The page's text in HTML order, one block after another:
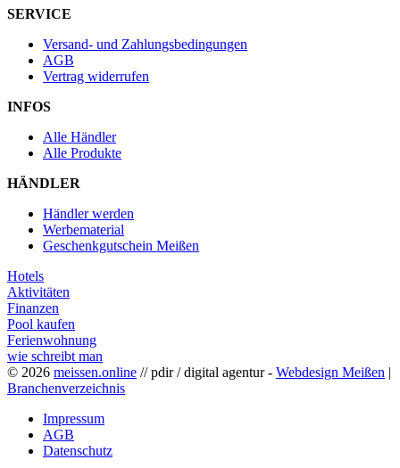
SERVICE
Versand- und Zahlungsbedingungen
AGB
Vertrag widerrufen
INFOS
Alle Händler
Alle Produkte
HÄNDLER
Händler werden
Werbematerial
Geschenkgutschein Meißen
Hotels
Aktivitäten
Finanzen
Pool kaufen
Ferienwohnung
wie schreibt man
© 2026 meissen.online // pdir / digital agentur - Webdesign Meißen |
Branchenverzeichnis
Impressum
AGB
Datenschutz